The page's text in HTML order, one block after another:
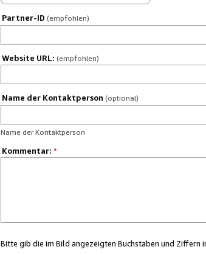
Partner-ID (empfohlen)
Website URL: (empfohlen)
Name der Kontaktperson (optional)
Name der Kontaktperson
Kommentar: *
Bitte gib die im Bild angezeigten Buchstaben und Ziffern